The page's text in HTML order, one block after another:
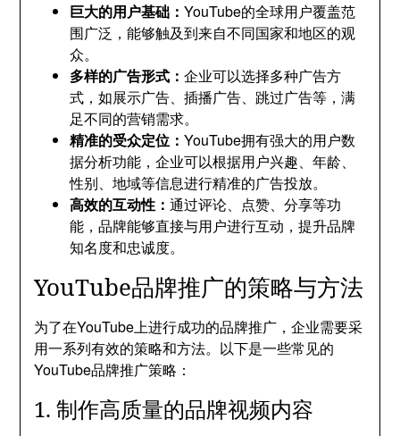
巨大的用户基础：YouTube的全球用户覆盖范
围广泛，能够触及到来自不同国家和地区的观
众。
多样的广告形式：企业可以选择多种广告方
式，如展示广告、插播广告、跳过广告等，满
足不同的营销需求。
精准的受众定位：YouTube拥有强大的用户数
据分析功能，企业可以根据用户兴趣、年龄、
性别、地域等信息进行精准的广告投放。
高效的互动性：通过评论、点赞、分享等功
能，品牌能够直接与用户进行互动，提升品牌
知名度和忠诚度。
YouTube品牌推广的策略与方法
为了在YouTube上进行成功的品牌推广，企业需要采
用一系列有效的策略和方法。以下是一些常见的
YouTube品牌推广策略：
1. 制作高质量的品牌视频内容